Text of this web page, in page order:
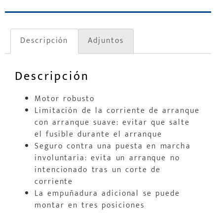
Descripción Adjuntos
Descripción
Motor robusto
Limitación de la corriente de arranque
con arranque suave: evitar que salte
el fusible durante el arranque
Seguro contra una puesta en marcha
involuntaria: evita un arranque no
intencionado tras un corte de
corriente
La empuñadura adicional se puede
montar en tres posiciones